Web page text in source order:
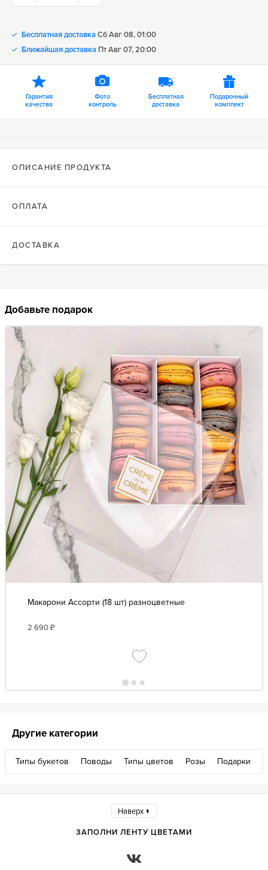
Бесплатная доставка Сб Авг 08, 01:00
Ближайшая доставка Пт Авг 07, 20:00
Гарантия
качества
Фото
контроль
Бесплатная
доставка
Подарочный
комплект
ОПИСАНИЕ ПРОДУКТА
ОПЛАТА
ДОСТАВКА
Добавьте подарок
Макарони Ассорти (18 шт) разноцветные
2 690₽
Другие категории
Типы букетов Поводы Типы цветов Розы Подарки
ЗАПОЛНИ ЛЕНТУ ЦВЕТАМИ
Наверх ↑